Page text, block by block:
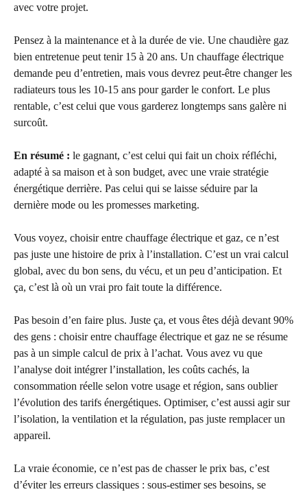
avec votre projet.
Pensez à la maintenance et à la durée de vie. Une chaudière gaz
bien entretenue peut tenir 15 à 20 ans. Un chauffage électrique
demande peu d’entretien, mais vous devrez peut-être changer les
radiateurs tous les 10-15 ans pour garder le confort. Le plus
rentable, c’est celui que vous garderez longtemps sans galère ni
surcoût.
En résumé : le gagnant, c’est celui qui fait un choix réfléchi,
adapté à sa maison et à son budget, avec une vraie stratégie
énergétique derrière. Pas celui qui se laisse séduire par la
dernière mode ou les promesses marketing.
Vous voyez, choisir entre chauffage électrique et gaz, ce n’est
pas juste une histoire de prix à l’installation. C’est un vrai calcul
global, avec du bon sens, du vécu, et un peu d’anticipation. Et
ça, c’est là où un vrai pro fait toute la différence.
Pas besoin d’en faire plus. Juste ça, et vous êtes déjà devant 90%
des gens : choisir entre chauffage électrique et gaz ne se résume
pas à un simple calcul de prix à l’achat. Vous avez vu que
l’analyse doit intégrer l’installation, les coûts cachés, la
consommation réelle selon votre usage et région, sans oublier
l’évolution des tarifs énergétiques. Optimiser, c’est aussi agir sur
l’isolation, la ventilation et la régulation, pas juste remplacer un
appareil.
La vraie économie, ce n’est pas de chasser le prix bas, c’est
d’éviter les erreurs classiques : sous-estimer ses besoins, se